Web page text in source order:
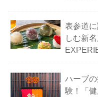
表参道
しむ新
ハーブ
験！「